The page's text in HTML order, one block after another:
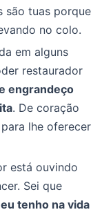
são tuas porque
no colo.
em alguns
restaurador
engrandeço
. De coração
lhe oferecer
está ouvindo
Sei que
tenho na vida